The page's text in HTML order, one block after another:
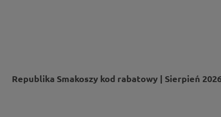
Republika Smakoszy kod rabatowy | Sierpień